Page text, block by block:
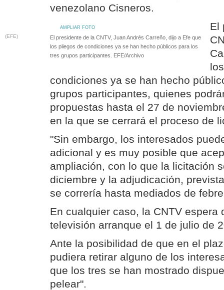
venezolano Cisneros.
AMPLIAR FOTO
(EFE)
El presidente de la CNTV, Juan Andrés Carreño, dijo a Efe que
los pliegos de condiciones ya se han hecho públicos para los
tres grupos participantes. EFE/Archivo
El
condiciones ya se han hecho
grupos participantes, quienes
propuestas hasta el 27 de
en la que se cerrará el proceso de
"Sin embargo, los interesados
adicional y es muy posible que
ampliación, con lo que la licitación
diciembre y la adjudicación,
se correría hasta mediados de
En cualquier caso, la CNTV espera
televisión arranque el 1 de julio de
Ante la posibilidad de que en el
pudiera retirar alguno de los
que los tres se han mostrado
pelear".